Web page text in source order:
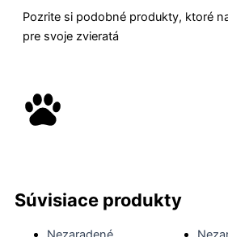
Pozrite si podobné produkty, ktoré
pre svoje zvieratá
Súvisiace produkty